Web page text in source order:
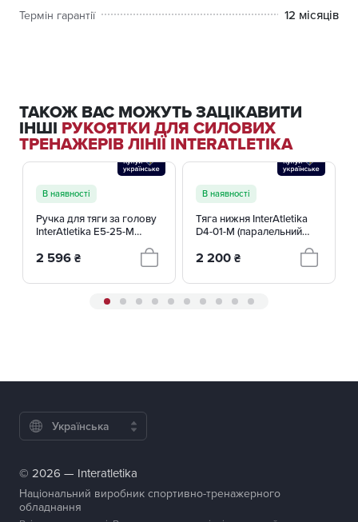
Термін гарантії 12 місяців
ТАКОЖ ВАС МОЖУТЬ ЗАЦІКАВИТИ
ІНШІ РУКОЯТКИ ДЛЯ СИЛОВИХ
ТРЕНАЖЕРІВ ЛІНІЇ INTERATLETIKA
В наявності
Ручка для тяги за голову
InterAtletika E5-25-M
2 596 ₴
В наявності
Тяга нижня InterAtletika
D4-01-M (паралельний
2 200 ₴
Українська
© 2026 — Interatletika
Національний виробник спортивно-тренажерного
обладнання